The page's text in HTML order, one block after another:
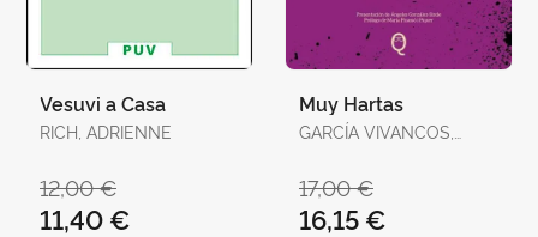
Vesuvi a Casa
RICH, ADRIENNE
12,00 €
11,40 €
Muy Hartas
GARCÍA VIVANCOS,
17,00 €
16,15 €